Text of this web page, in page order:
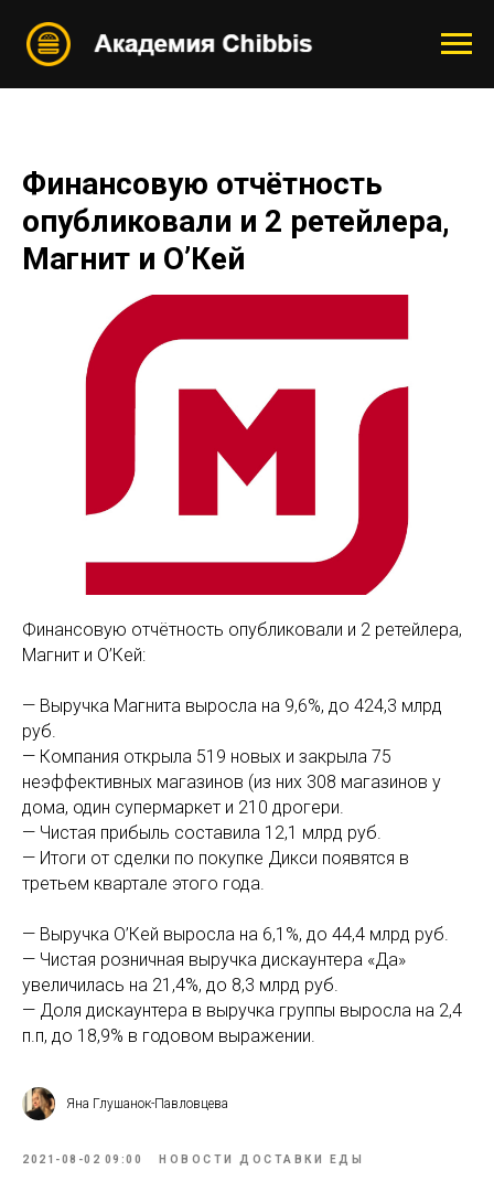
Финансовую отчётность
опубликовали и 2 ретейлера,
Магнит и О’Кей
Финансовую отчётность опубликовали и 2 ретейлера,
Магнит и О’Кей:
— Выручка Магнита выросла на 9,6%, до 424,3 млрд
руб.
— Компания открыла 519 новых и закрыла 75
неэффективных магазинов (из них 308 магазинов у
дома, один супермаркет и 210 дрогери.
— Чистая прибыль составила 12,1 млрд руб.
— Итоги от сделки по покупке Дикси появятся в
третьем квартале этого года.
— Выручка О’Кей выросла на 6,1%, до 44,4 млрд руб.
— Чистая розничная выручка дискаунтера «Да»
увеличилась на 21,4%, до 8,3 млрд руб.
— Доля дискаунтера в выручка группы выросла на 2,4
п.п, до 18,9% в годовом выражении.
Яна Глушанок-Павловцева
2021-08-02 09:00 НОВОСТИ ДОСТАВКИ ЕДЫ